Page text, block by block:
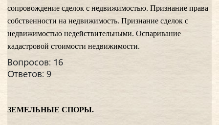
сопровождение сделок с недвижимостью. Признание права
собственности на недвижимость. Признание сделок с
недвижимостью недействительными. Оспаривание
кадастровой стоимости недвижимости.
Вопросов: 16
Ответов: 9
ЗЕМЕЛЬНЫЕ СПОРЫ.